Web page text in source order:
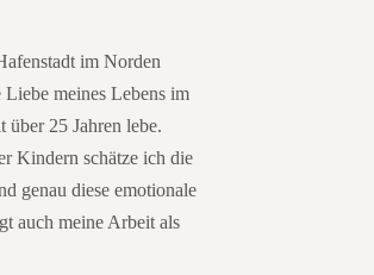
im Norden
Liebe meines Lebens im
über 25 Jahren lebe.
Kindern schätze ich die
genau diese emotionale
auch meine Arbeit als